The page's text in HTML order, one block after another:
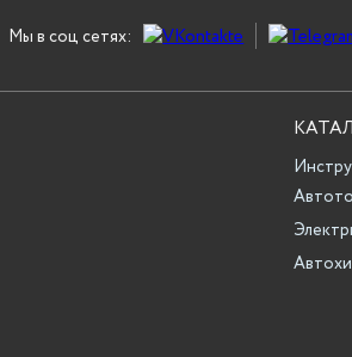
Мы в соц сетях: